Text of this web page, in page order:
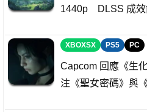
1440p DLSS 成效
XBOXSX PS5 PC
Capcom 回應《生
注《聖女密碼》與